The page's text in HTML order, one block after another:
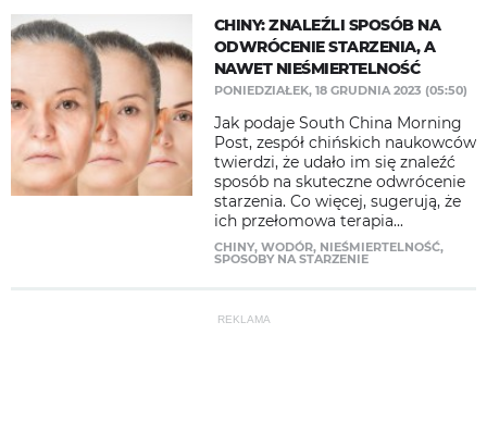
CHINY: ZNALEŹLI SPOSÓB NA
ODWRÓCENIE STARZENIA, A
NAWET NIEŚMIERTELNOŚĆ
PONIEDZIAŁEK, 18 GRUDNIA 2023 (05:50)
Jak podaje South China Morning
Post, zespół chińskich naukowców
twierdzi, że udało im się znaleźć
sposób na skuteczne odwrócenie
starzenia. Co więcej, sugerują, że
ich przełomowa terapia...
CHINY, WODÓR, NIEŚMIERTELNOŚĆ,
SPOSOBY NA STARZENIE
REKLAMA